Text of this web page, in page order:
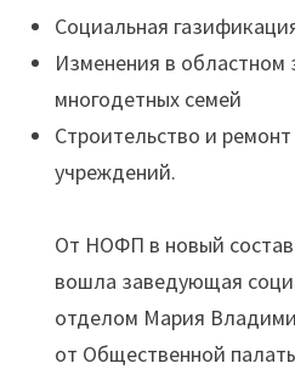
Социальная
Изменения в областном
многодетных семей
Строительство и
учреждений.
От НОФП в новый
вошла заведующая
отделом Мария
от Общественной